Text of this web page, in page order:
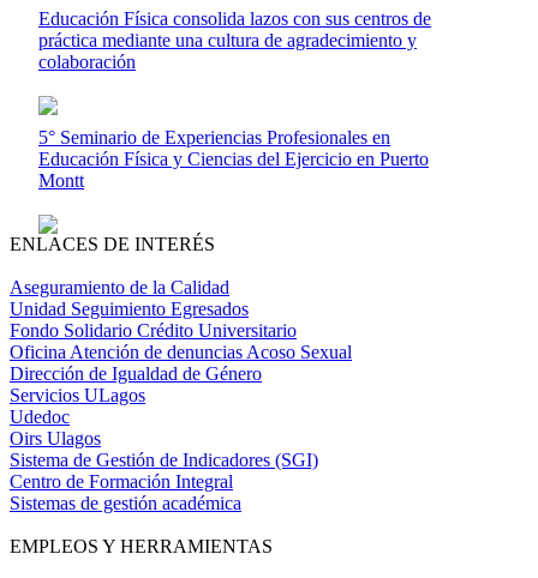
Educación Física consolida lazos con sus centros de
práctica mediante una cultura de agradecimiento y
colaboración
5° Seminario de Experiencias Profesionales en
Educación Física y Ciencias del Ejercicio en Puerto
Montt
ENLACES DE INTERÉS
Aseguramiento de la Calidad
Unidad Seguimiento Egresados
Fondo Solidario Crédito Universitario
Oficina Atención de denuncias Acoso Sexual
Dirección de Igualdad de Género
Servicios ULagos
Udedoc
Oirs Ulagos
Sistema de Gestión de Indicadores (SGI)
Centro de Formación Integral
Sistemas de gestión académica
EMPLEOS Y HERRAMIENTAS